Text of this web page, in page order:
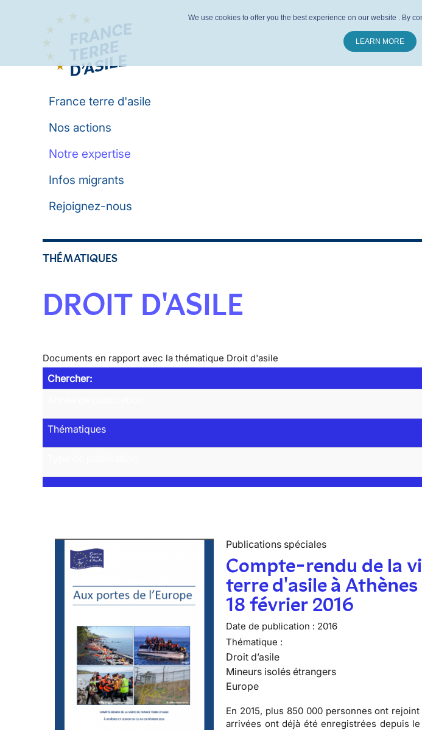
France terre d'asile
Nos actions
Notre expertise
Infos migrants
Rejoignez-nous
THÉMATIQUES
DROIT D'ASILE
Documents en rapport avec la thématique Droit d'asile
Chercher:
Thématiques
Publications spéciales
Compte-rendu de la
terre d'asile à
18 février 2016
Date de publication : 2016
Thématique :
Droit d’asile
Mineurs isolés étrangers
Europe
En 2015, plus 850 000 personnes ont
arrivées ont déjà été enregistrées depuis
We use cookies to offer you the best experience on our website . By
LEARN MORE